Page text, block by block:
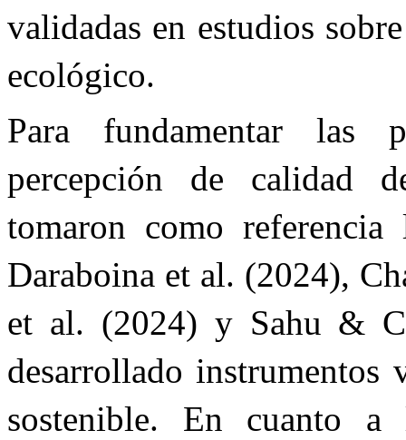
validadas en estudios
ecológico.
Para fundamentar las
percepción de calidad
tomaron como referencia
Daraboina et al. (2024),
et al. (2024) y Sahu &
desarrollado instrumentos
sostenible. En cuanto